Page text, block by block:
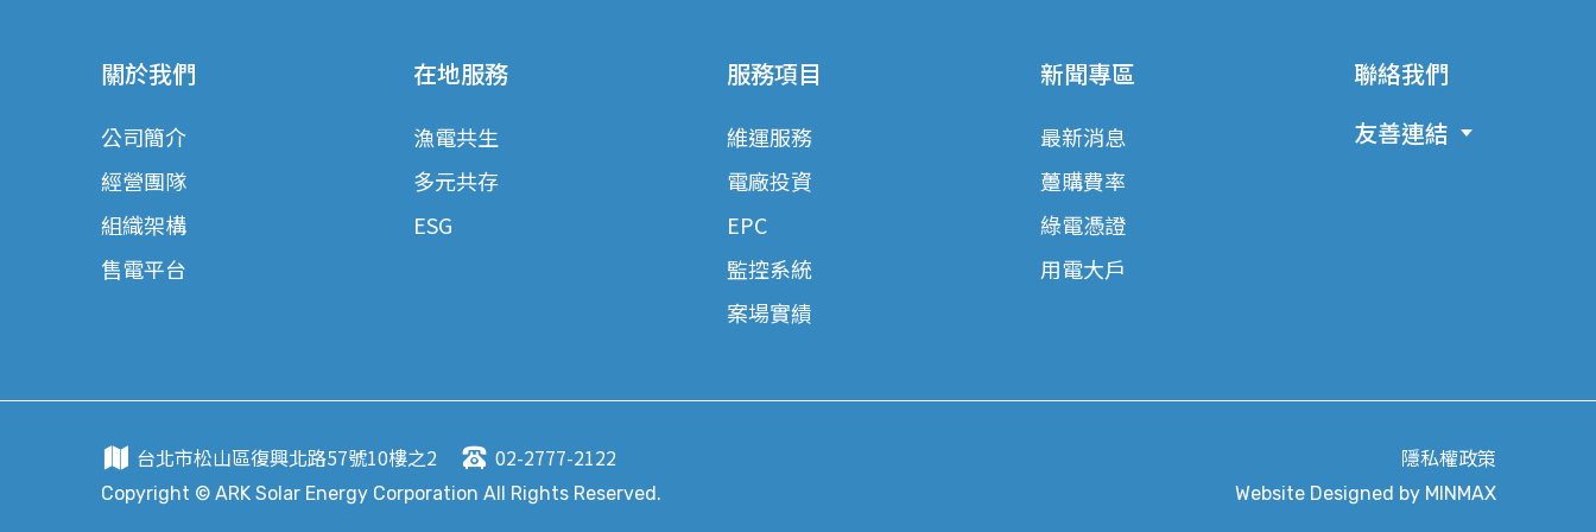
關於我們
公司簡介
經營團隊
組織架構
售電平台
在地服務
漁電共生
多元共存
ESG
服務項目
維運服務
電廠投資
EPC
監控系統
案場實績
新聞專區
最新消息
躉購費率
綠電憑證
用電大戶
聯絡我們
友善連結
台北市松山區復興北路57號10樓之2 02-2777-2122 隱私權政策
Copyright © ARK Solar Energy Corporation All Rights Reserved. Website Designed by MINMAX